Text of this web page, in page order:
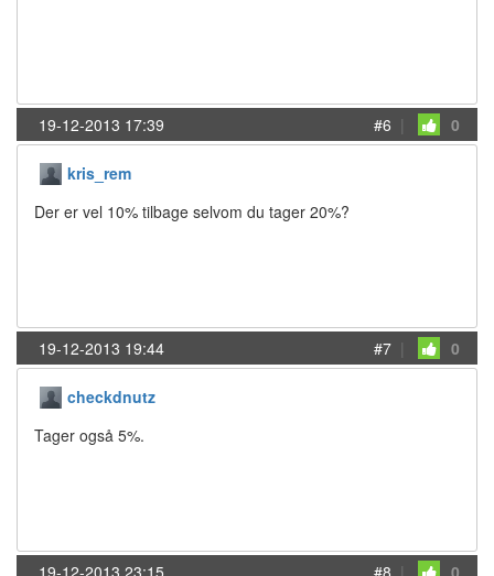
19-12-2013 17:39 #6 | 0
kris_rem
Der er vel 10% tilbage selvom du tager 20%?
19-12-2013 19:44 #7 | 0
checkdnutz
Tager også 5%.
19-12-2013 23:15 #8 | 0